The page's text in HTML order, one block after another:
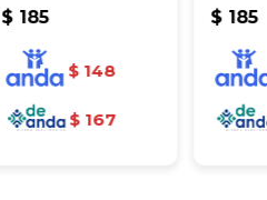
16.3x9cm
$ 185
$ 148
$ 167
16.3x9cm
$ 185